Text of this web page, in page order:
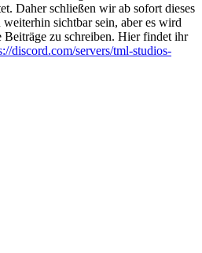
Daher schließen wir ab sofort dieses
sichtbar sein, aber es wird
Beiträge zu schreiben. Hier findet ihr
discord.com/servers/tml-studios-